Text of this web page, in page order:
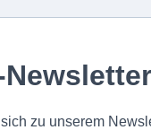
zu unserem